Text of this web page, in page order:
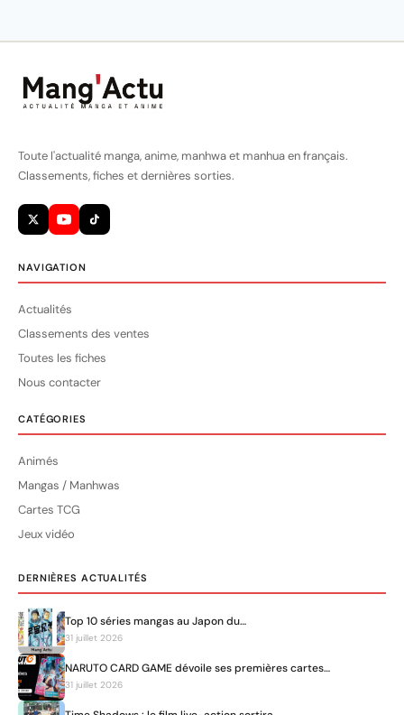
Toute l'actualité manga, anime, manhwa et manhua en français.
Classements, fiches et dernières sorties.
NAVIGATION
Actualités
Classements des ventes
Toutes les fiches
Nous contacter
CATÉGORIES
Animés
Mangas / Manhwas
Cartes TCG
Jeux vidéo
DERNIÈRES ACTUALITÉS
Top 10 séries mangas au Japon du…
31 juillet 2026
NARUTO CARD GAME dévoile ses premières cartes…
31 juillet 2026